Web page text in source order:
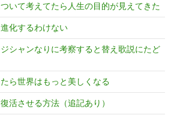
いて考えてたら人生の目的が見えてきた
化するわけない
シャンなりに考察すると替え歌説にたど
ら世界はもっと美しくなる
活させる方法（追記あり）